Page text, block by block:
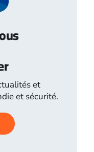
et
et sécurité.